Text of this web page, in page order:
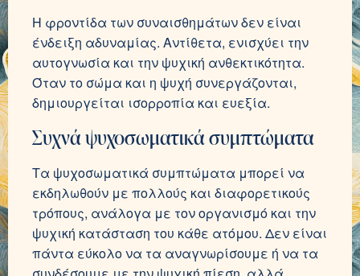
Η φροντίδα των συναισθημάτων δεν είναι
ένδειξη αδυναμίας. Αντίθετα, ενισχύει την
αυτογνωσία και την ψυχική ανθεκτικότητα.
Όταν το σώμα και η ψυχή συνεργάζονται,
δημιουργείται ισορροπία και ευεξία.
Συχνά ψυχοσωματικά συμπτώματα
Τα ψυχοσωματικά συμπτώματα μπορεί να
εκδηλωθούν με πολλούς και διαφορετικούς
τρόπους, ανάλογα με τον οργανισμό και την
ψυχική κατάσταση του κάθε ατόμου. Δεν είναι
πάντα εύκολο να τα αναγνωρίσουμε ή να τα